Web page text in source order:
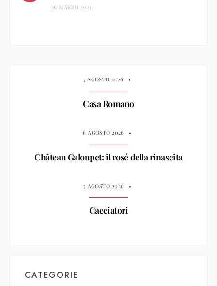
26 MARZO 2021
7 AGOSTO 2026 •
Casa Romano
6 AGOSTO 2026 •
Château Galoupet: il rosé della rinascita
5 AGOSTO 2026 •
Cacciatori
CATEGORIE